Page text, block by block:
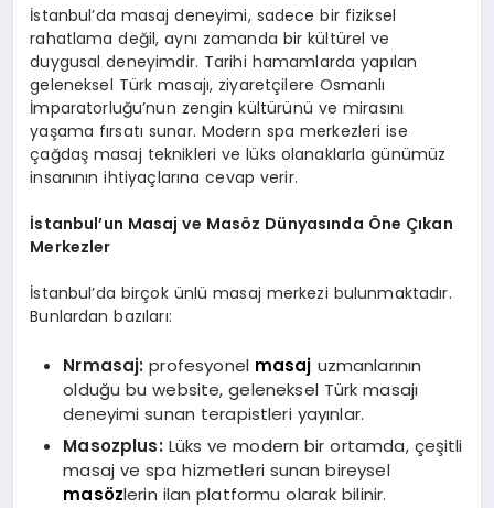
İstanbul’da masaj deneyimi, sadece bir fiziksel
rahatlama değil, aynı zamanda bir kültürel ve
duygusal deneyimdir. Tarihi hamamlarda yapılan
geleneksel Türk masajı, ziyaretçilere Osmanlı
İmparatorluğu’nun zengin kültürünü ve mirasını
yaşama fırsatı sunar. Modern spa merkezleri ise
çağdaş masaj teknikleri ve lüks olanaklarla günümüz
insanının ihtiyaçlarına cevap verir.
İstanbul’un Masaj ve Masöz Dünyasında Öne Çıkan
Merkezler
İstanbul’da birçok ünlü masaj merkezi bulunmaktadır.
Bunlardan bazıları:
Nrmasaj: profesyonel masaj uzmanlarının
olduğu bu website, geleneksel Türk masajı
deneyimi sunan terapistleri yayınlar.
Masozplus: Lüks ve modern bir ortamda, çeşitli
masaj ve spa hizmetleri sunan bireysel
masözlerin ilan platformu olarak bilinir.